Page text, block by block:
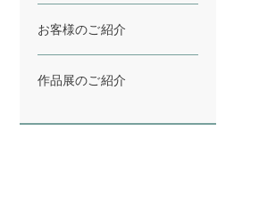
お客様のご紹介
作品展のご紹介